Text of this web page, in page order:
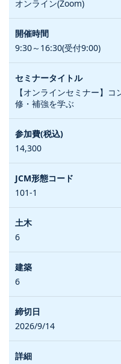
オンライン(Zoom)
9:30～16:30(受付9:00)
【オンラインセミナー】
修・補強を学ぶ
14,300
101-1
6
6
2026/9/14